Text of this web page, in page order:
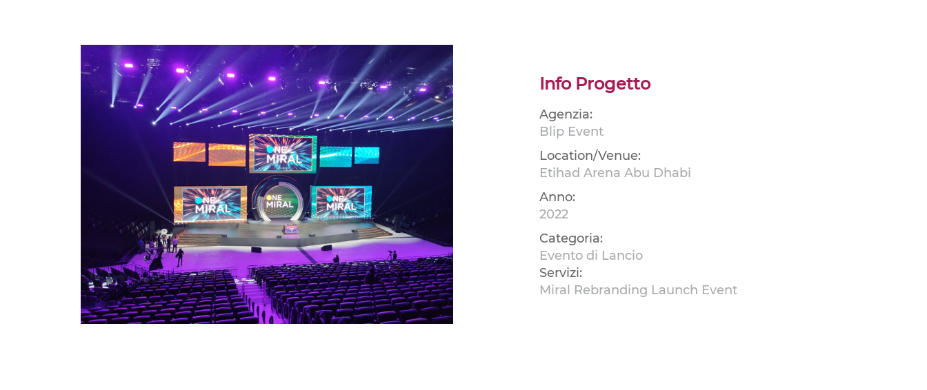
Info Progetto
Agenzia:
Blip Event
Location/Venue:
Etihad Arena Abu Dhabi
Anno:
2022
Categoria:
Evento di Lancio
Servizi:
Miral Rebranding Launch Event